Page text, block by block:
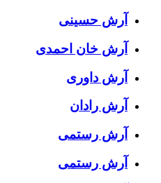
آرش حسینی
آرش خان احمدی
آرش داوری
آرش رادان
آرش رستمى
آرش رستمی